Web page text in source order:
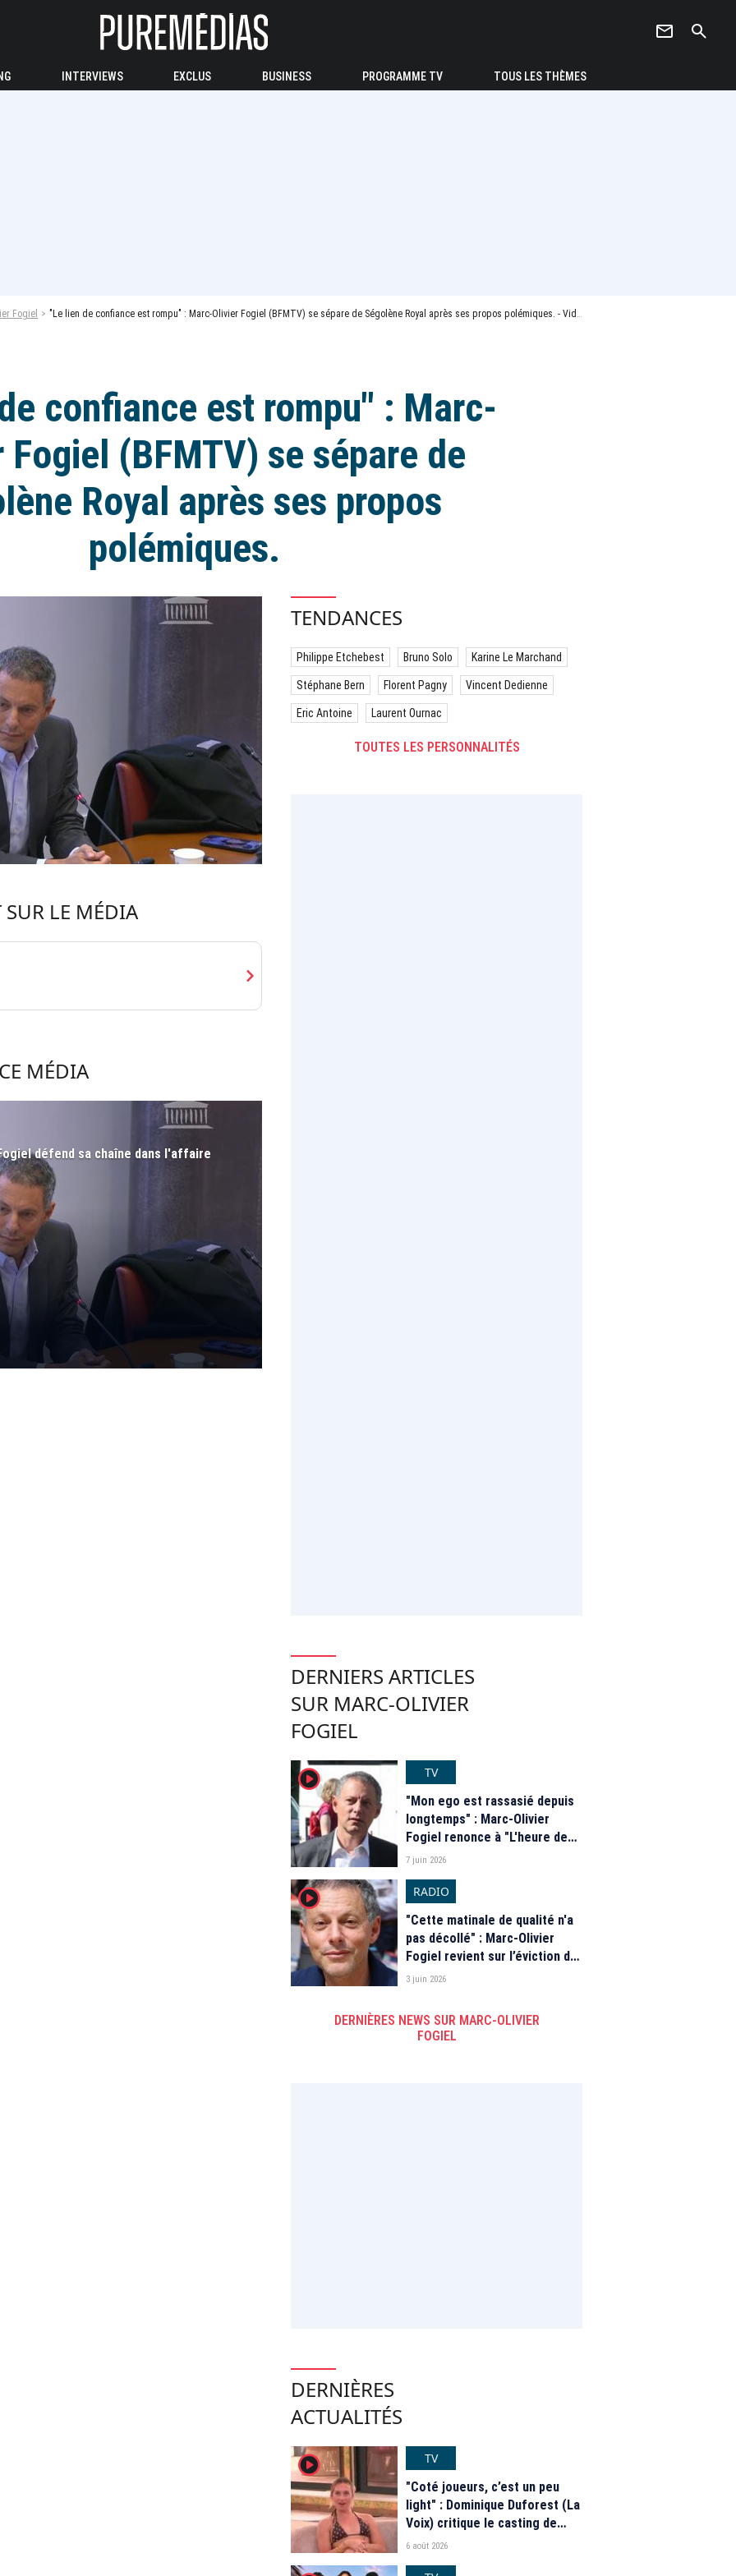
newsletter search
INTERVIEWS EXCLUS BUSINESS PROGRAMME TV TOUS LES THÈMES
Fogiel "Le lien de confiance est rompu" : Marc-Olivier Fogiel (BFMTV) se sépare de Ségolène Royal après ses propos polémiques. - Vidéo
confiance est rompu" : Marc-
Fogiel (BFMTV) se sépare de
Royal après ses propos
polémiques.
SUR LE MÉDIA
chevron_right
MÉDIA
défend sa chaîne dans l'affaire
TENDANCES
Philippe Etchebest Bruno Solo Karine Le Marchand
Stéphane Bern Florent Pagny Vincent Dedienne
Eric Antoine Laurent Ournac
TOUTES LES PERSONNALITÉS
DERNIERS ARTICLES
SUR MARC-OLIVIER
FOGIEL
player2
TV
"Mon ego est rassasié depuis
longtemps" : Marc-Olivier
Fogiel renonce à "L'heure de
vérité", la nouvelle offre
7 juin 2026
player2
RADIO
"Cette matinale de qualité n'a
pas décollé" : Marc-Olivier
Fogiel revient sur l’éviction de
Thomas Sotto de RTL
3 juin 2026
DERNIÈRES NEWS SUR MARC-OLIVIER
FOGIEL
DERNIÈRES
ACTUALITÉS
player2
TV
"Coté joueurs, c’est un peu
light" : Dominique Duforest (La
Voix) critique le casting de
"Secret Story" 2026
6 août 2026